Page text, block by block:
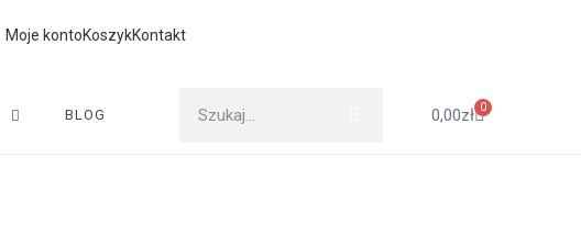
Moje kontoKoszykKontakt
BLOG 0,00zł 0